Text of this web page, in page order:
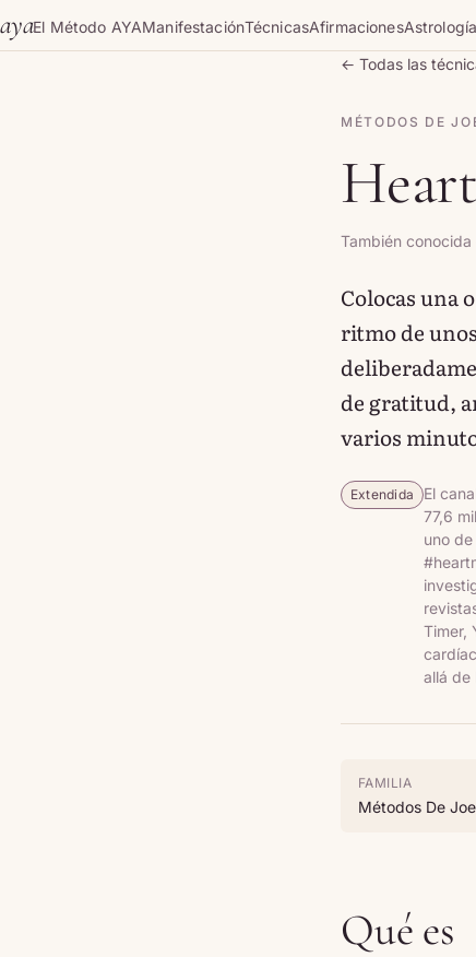
Skip to content
ayaEl Método AYAManifestaciónTécnicasAfirmacionesAstrología
← Todas las
MÉTODOS DE
También
Colocas una
ritmo de
de gratitud,
varios
Extendida
El
77,6
uno
Timer,
allá de
FAMILIA
Métodos De
Qué es